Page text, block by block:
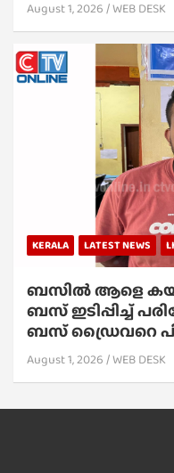
August 1, 2026 WEB DESK
KERALA LATEST NEWS
ബസിൽ ആളെ
ബസ് ഇടിപ്പിച്ച്
ബസ് ഡ്രൈവറെ
August 1, 2026 WEB DESK